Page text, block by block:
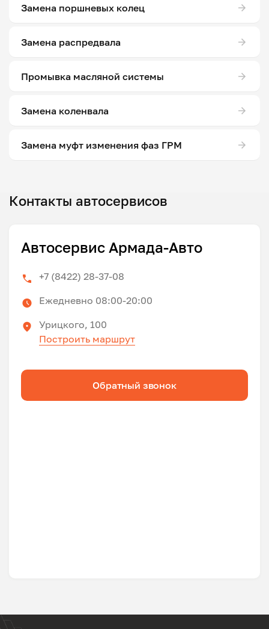
Замена поршневых колец
Замена распредвала
Промывка масляной системы
Замена коленвала
Замена муфт изменения фаз ГРМ
Контакты автосервисов
Автосервис Армада-Авто
+7 (8422) 28-37-08
Ежедневно 08:00-20:00
Урицкого, 100
Построить маршрут
Обратный звонок